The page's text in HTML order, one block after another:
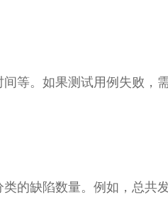
等。如果测试用例失败，
的缺陷数量。例如，总共